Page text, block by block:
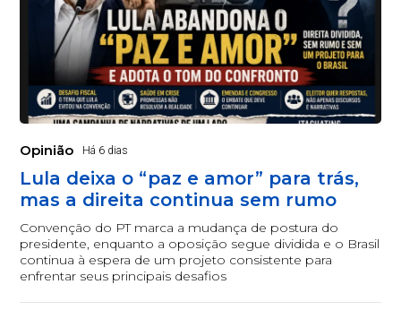
Opinião Há 6 dias
Lula deixa o “paz e amor” para trás,
mas a direita continua sem rumo
Convenção do PT marca a mudança de postura do
presidente, enquanto a oposição segue dividida e o Brasil
continua à espera de um projeto consistente para
enfrentar seus principais desafios